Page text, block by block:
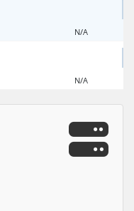
N/A
N/A